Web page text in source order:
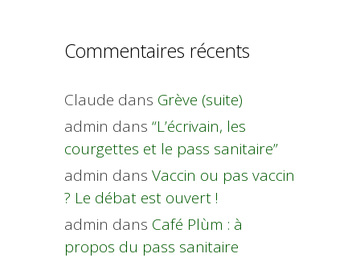
Commentaires récents
Claude dans Grève (suite)
admin dans “L’écrivain, les
courgettes et le pass sanitaire”
admin dans Vaccin ou pas vaccin
? Le débat est ouvert !
admin dans Café Plùm : à
propos du pass sanitaire